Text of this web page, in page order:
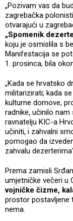
„Pozivam vas da
zagrebačka
otvarajući u
„Spomenik
koju je osmislila s
Manifestacija se
1. prosinca, bila
„Kada se hrvatsko
militarizirati; kada
kulturne domove,
radnike, učinilo
ravnatelju KIC-a
učiniti, i zahvalni
pomogao da
zahvalu
Prema zamisli
umjetničke večeri u
vojničke čizme,
prostor postavljene
nema.